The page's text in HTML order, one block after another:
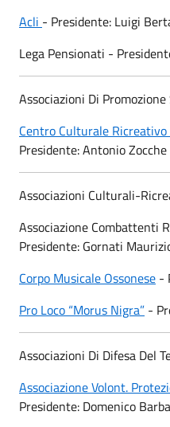
Acli - Presidente: Luigi
Lega Pensionati -
Associazioni Di Promozione
Centro Culturale Ricreativo
Presidente: Antonio Zocche
Associazioni Culturali-
Associazione Combattenti
Presidente: Gornati
Corpo Musicale Ossonese -
Pro Loco “Morus Nigra” -
Associazioni Di Difesa Del
Associazione Volont.
Presidente: Domenico